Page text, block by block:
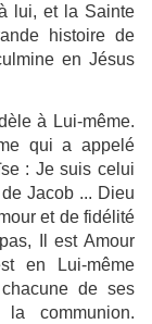
lui, et la Sainte
histoire de
en Jésus
à Lui-même.
qui a appelé
: Je suis celui
Jacob ... Dieu
et de fidélité
Il est Amour
en Lui-même
de ses
communion.